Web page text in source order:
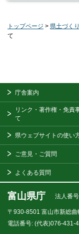
トップページ > 県土づくり
て
庁舎案内
リンク・著作権・免責
て
県ウェブサイトの使い
ご意見・ご質問
よくある質問
富山県庁 法人番
〒930-8501 富山市新総
電話番号: (代表)076-431-